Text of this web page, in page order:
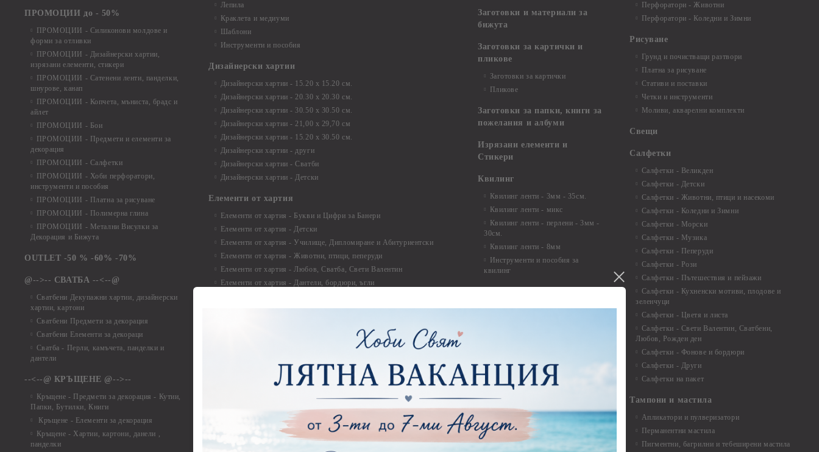
ПРОМОЦИИ до - 50%
ПРОМОЦИИ - Силиконови молдове и
форми за отливки
ПРОМОЦИИ - Дизайнерски хартии,
изрязани елементи, стикери
ПРОМОЦИИ - Сатенени ленти, панделки,
шнурове, канап
ПРОМОЦИИ - Копчета, мъниста, брадс и
айлет
ПРОМОЦИИ - Бои
ПРОМОЦИИ - Предмети и елементи за
декорация
ПРОМОЦИИ - Салфетки
ПРОМОЦИИ - Хоби перфоратори,
инструменти и пособия
ПРОМОЦИИ - Платна за рисуване
ПРОМОЦИИ - Полимерна глина
ПРОМОЦИИ - Метални Висулки за
Декорация и Бижута
OUTLET -50 % -60% -70%
@-->-- СВАТБА --<--@
Сватбени Декупажни хартии, дизайнерски
хартии, картони
Сватбени Предмети за декорация
Сватбени Елементи за декораци
Сватба - Перли, камъчета, панделки и
дантели
--<--@ КРЪЩЕНЕ @-->--
Кръщене - Предмети за декорация - Кутии,
Папки, Бутилки, Книги
Кръщене - Елементи за декорация
Кръщене - Хартии, картони, данели ,
панделки
Лепила
Краклета и медиуми
Шаблони
Инструменти и пособия
Дизайнерски хартии
Дизайнерски хартии - 15.20 х 15.20 см.
Дизайнерски хартии - 20.30 х 20.30 см.
Дизайнерски хартии - 30.50 х 30.50 см.
Дизайнерски хартии - 21,00 х 29,70 см
Дизайнерски хартии - 15.20 x 30.50 см.
Дизайнерски хартии - други
Дизайнерски хартии - Сватби
Дизайнерски хартии - Детски
Елементи от хартия
Елементи от хартия - Букви и Цифри за Банери
Елементи от хартия - Детски
Елементи от хартия - Училище, Дипломиране и Абитуриентски
Елементи от хартия - Животни, птици, пеперуди
Елементи от хартия - Любов, Сватба, Свети Валентин
Елементи от хартия - Дантели, бордюри, ъгли
Елементи от хартия - Цветя, листа и клони
Елементи от хартия - Къщи, Врати, Прозорци, Огради, Фенери
Елементи от хартия - Пътешествия и Фото моменти
Елементи от хартия - Други
Елементи от хартия - Готови композиции
Елементи от хартия - Микс елементи
Заготовки и материали за
бижута
Заготовки за картички и
пликове
Заготовки за картички
Пликове
Заготовки за папки, книги за
пожелания и албуми
Изрязани елементи и
Стикери
Квилинг
Квилинг ленти - 3мм - 35см.
Квилинг ленти - микс
Квилинг ленти - перлени - 3мм -
30см.
Квилинг ленти - 8мм
Инструменти и пособия за
квилинг
ленти
Силикон
Фото ъгли
Макраме
Перфоратори - Животни
Перфоратори - Коледни и Зимни
Рисуване
Грунд и почистващи разтвори
Платна за рисуване
Стативи и поставки
Четки и инструменти
Моливи, акварелни комплекти
Свещи
Салфетки
Салфетки - Великден
Салфетки - Детски
Салфетки - Животни, птици и насекоми
Салфетки - Коледни и Зимни
Салфетки - Морски
Салфетки - Музика
Салфетки - Пеперуди
Салфетки - Рози
Салфетки - Пътешествия и пейзажи
Салфетки - Кухненски мотиви, плодове и
зеленчуци
Салфетки - Цветя и листа
Салфетки - Свети Валентин, Сватбени,
Любов, Рожден ден
Салфетки - Фонове и бордюри
Салфетки - Други
Салфетки на пакет
Тампони и мастила
Апликатори и пулверизатори
Перманентни мастила
Пигментни, багрилни и тебеширени мастила